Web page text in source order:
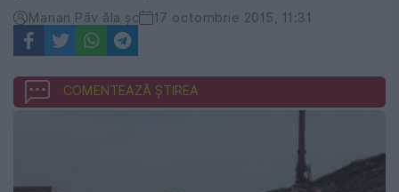
Marian Păv ăla şc 17 octombrie 2015, 11:31
COMENTEAZĂ ȘTIREA